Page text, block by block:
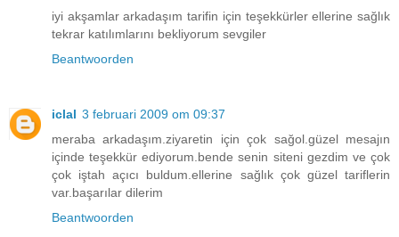
iyi akşamlar arkadaşım tarifin için teşekkürler ellerine sağlık
tekrar katılımlarını bekliyorum sevgiler
Beantwoorden
iclal 3 februari 2009 om 09:37
meraba arkadaşım.ziyaretin için çok sağol.güzel mesajın
içinde teşekkür ediyorum.bende senin siteni gezdim ve çok
çok iştah açıcı buldum.ellerine sağlık çok güzel tariflerin
var.başarılar dilerim
Beantwoorden